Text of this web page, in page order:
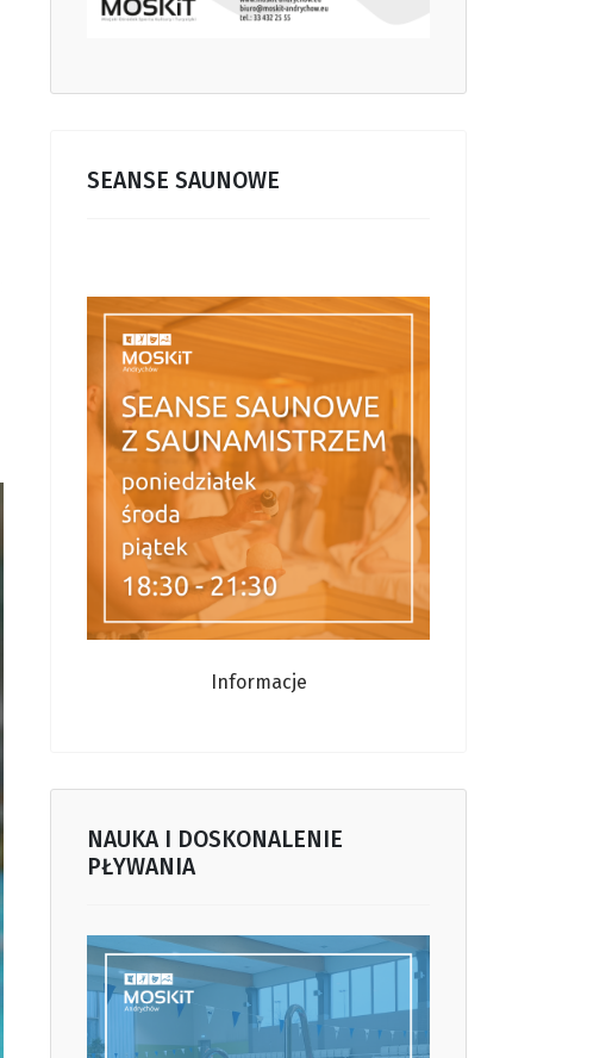
SEANSE SAUNOWE
Informacje
NAUKA I DOSKONALENIE
PŁYWANIA